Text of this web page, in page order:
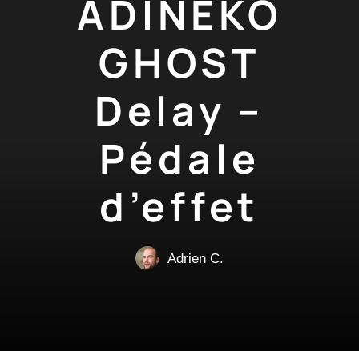
ADINEKO
GHOST
Delay –
Pédale
d’effet
Adrien C.